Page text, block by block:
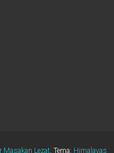
Masakan Lezat. Tema: Himalayas